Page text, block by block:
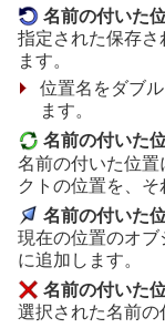
名前の付いた
指定された保存
ます。
位置名をダブ
ます。
名前の付いた
名前の付いた位
クトの位置を、そ
名前の付いた
現在の位置のオ
に追加します。
名前の付いた
選択された名前の